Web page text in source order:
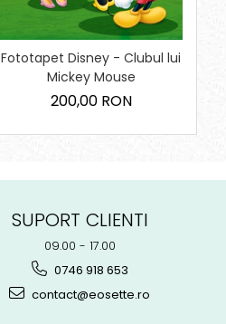
Fototapet Disney - Clubul lui
Mickey Mouse
200,00 RON
SUPORT CLIENTI
09.00 - 17.00
0746 918 653
contact@eosette.ro